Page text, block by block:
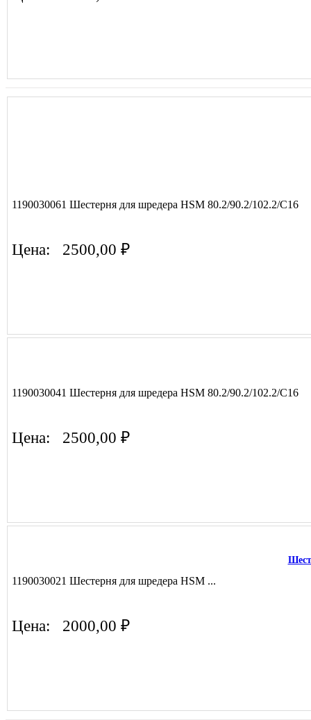
1190030061 Шестерня для шредера HSM 80.2/90.2/102.2/C16
Цена: 2500,00 ₽
1190030041 Шестерня для шредера HSM 80.2/90.2/102.2/C16
Цена: 2500,00 ₽
1190030021 Шестерня для шредера HSM ...
Цена: 2000,00 ₽